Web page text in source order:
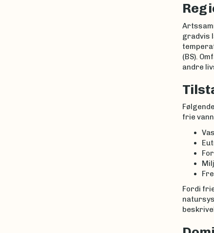
gradvis
(BS).
andre
frie
Fordi